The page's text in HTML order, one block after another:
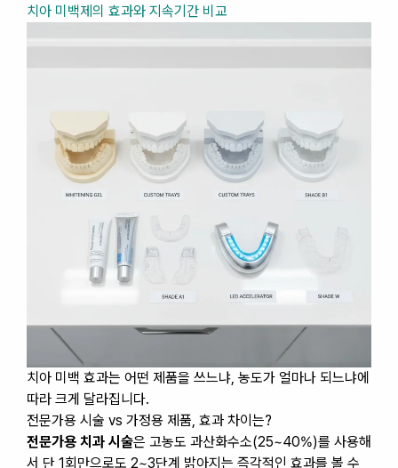
치아 미백제의 효과와 지속기간 비교
치아 미백 효과는 어떤 제품을 쓰느냐, 농도가 얼마나 되느냐에
따라 크게 달라집니다.
전문가용 시술 vs 가정용 제품, 효과 차이는?
전문가용 치과 시술은 고농도 과산화수소(25~40%)를 사용해
서 단 1회만으로도 2~3단계 밝아지는 즉각적인 효과를 볼 수